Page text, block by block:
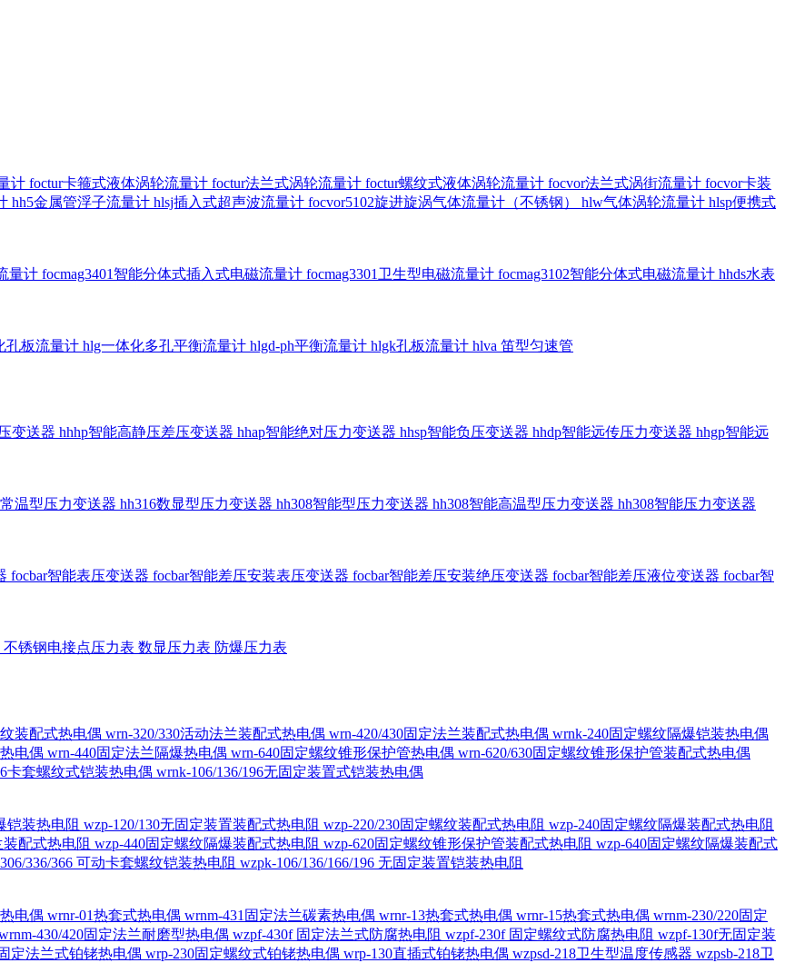
计 foctur卡箍式液体涡轮流量计 foctur法兰式涡轮流量计 foctur螺纹式液体涡轮流量计 focvor法兰式涡街流量计 focvor卡装
hh5金属管浮子流量计 hlsj插入式超声波流量计 focvor5102旋进旋涡气体流量计（不锈钢） hlw气体涡轮流量计 hlsp便携式
量计 focmag3401智能分体式插入式电磁流量计 focmag3301卫生型电磁流量计 focmag3102智能分体式电磁流量计 hhds水表
孔板流量计 hlg一体化多孔平衡流量计 hlgd-ph平衡流量计 hlgk孔板流量计 hlva 笛型匀速管
变送器 hhhp智能高静压差压变送器 hhap智能绝对压力变送器 hhsp智能负压变送器 hhdp智能远传压力变送器 hhgp智能远
温型压力变送器 hh316数显型压力变送器 hh308智能型压力变送器 hh308智能高温型压力变送器 hh308智能压力变送器
focbar智能表压变送器 focbar智能差压安装表压变送器 focbar智能差压安装绝压变送器 focbar智能差压液位变送器 focbar智
不锈钢电接点压力表 数显压力表 防爆压力表
装配式热电偶 wrn-320/330活动法兰装配式热电偶 wrn-420/430固定法兰装配式热电偶 wrnk-240固定螺纹隔爆铠装热电偶
电偶 wrn-440固定法兰隔爆热电偶 wrn-640固定螺纹锥形保护管热电偶 wrn-620/630固定螺纹锥形保护管装配式热电偶
卡套螺纹式铠装热电偶 wrnk-106/136/196无固定装置式铠装热电偶
铠装热电阻 wzp-120/130无固定装置装配式热电阻 wzp-220/230固定螺纹装配式热电阻 wzp-240固定螺纹隔爆装配式热电阻
装配式热电阻 wzp-440固定螺纹隔爆装配式热电阻 wzp-620固定螺纹锥形保护管装配式热电阻 wzp-640固定螺纹隔爆装配式
336/366 可动卡套螺纹铠装热电阻 wzpk-106/136/166/196 无固定装置铠装热电阻
电偶 wrnr-01热套式热电偶 wrnm-431固定法兰碳素热电偶 wrnr-13热套式热电偶 wrnr-15热套式热电偶 wrnm-230/220固定
430/420固定法兰耐磨型热电偶 wzpf-430f 固定法兰式防腐热电阻 wzpf-230f 固定螺纹式防腐热电阻 wzpf-130f无固定装
定法兰式铂铑热电偶 wrp-230固定螺纹式铂铑热电偶 wrp-130直插式铂铑热电偶 wzpsd-218卫生型温度传感器 wzpsb-218卫